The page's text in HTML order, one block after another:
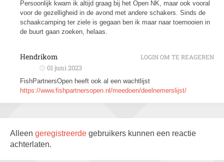
Persoonlijk kwam ik altijd graag bij het Open NK, maar ook vooral
voor de gezelligheid in de avond met andere schakers. Sinds de
schaakcamping ter ziele is gegaan ben ik maar naar toernooien in
de buurt gaan zoeken, helaas.
Hendrikom
01 juni 2023
FishPartnersOpen heeft ook al een wachtlijst
https://www.fishpartnersopen.nl/meedoen/deelnemerslijst/
LOGIN OM TE REAGEREN
Alleen geregistreerde gebruikers kunnen een reactie
achterlaten.